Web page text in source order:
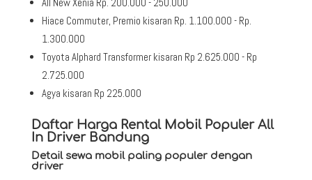
All New Xenia Rp. 200.000 - 250.000
Hiace Commuter, Premio kisaran Rp. 1.100.000 - Rp.
1.300.000
Toyota Alphard Transformer kisaran Rp 2.625.000 - Rp
2.725.000
Agya kisaran Rp 225.000
Daftar Harga Rental Mobil Populer All
In Driver Bandung
Detail sewa mobil paling populer dengan
driver